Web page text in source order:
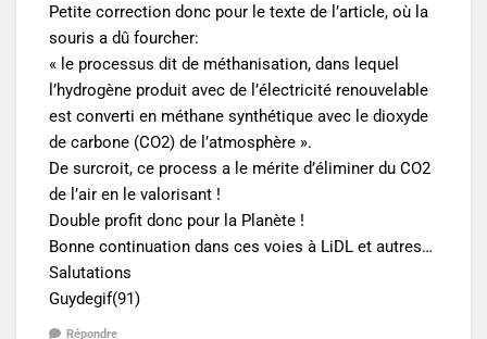
Petite correction donc pour le texte de l’article, où la
souris a dû fourcher:
« le processus dit de méthanisation, dans lequel
l’hydrogène produit avec de l’électricité renouvelable
est converti en méthane synthétique avec le dioxyde
de carbone (CO2) de l’atmosphère ».
De surcroit, ce process a le mérite d’éliminer du CO2
de l’air en le valorisant !
Double profit donc pour la Planète !
Bonne continuation dans ces voies à LiDL et autres…
Salutations
Guydegif(91)
Répondre